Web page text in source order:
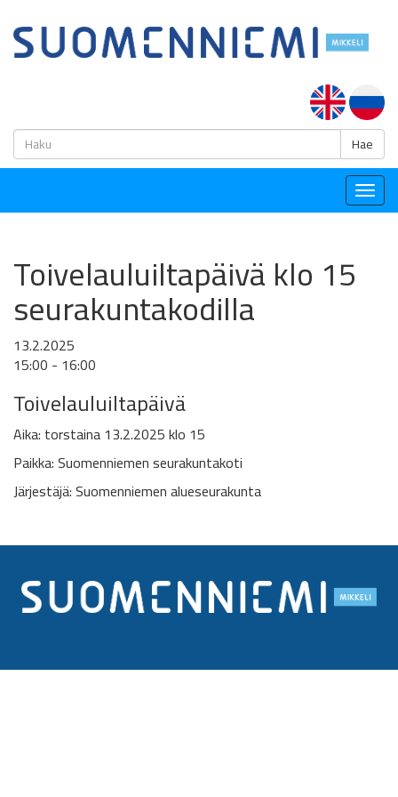
Hae
Toivelauluiltapäivä klo 15
seurakuntakodilla
13.2.2025
15:00 - 16:00
Toivelauluiltapäivä
Aika: torstaina 13.2.2025 klo 15
Paikka: Suomenniemen seurakuntakoti
Järjestäjä: Suomenniemen alueseurakunta